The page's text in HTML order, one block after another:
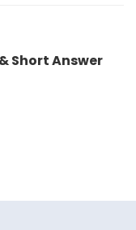
Short Answer